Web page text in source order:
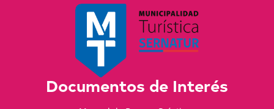
Documentos de Interés